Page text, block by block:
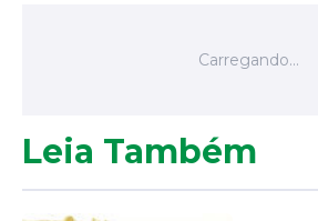
Leia Também